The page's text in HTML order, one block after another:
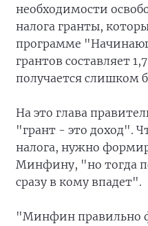
необходимости
налога гранты,
программе
грантов составляет
получается слишком
На это глава
"грант - это доход".
налога, нужно
Минфину, "но тогда
сразу в кому впадет".
"Минфин правильно